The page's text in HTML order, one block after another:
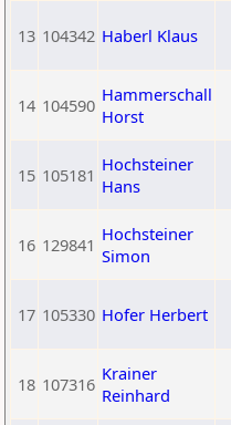
13 104342 Haberl Klaus
14 104590 Hammerschall
Horst
15 105181 Hochsteiner
Hans
16 129841 Hochsteiner
Simon
17 105330 Hofer Herbert
18 107316 Krainer
Reinhard